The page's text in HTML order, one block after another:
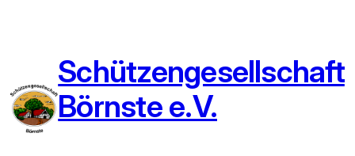
Schützengesellschaft
Börnste e.V.